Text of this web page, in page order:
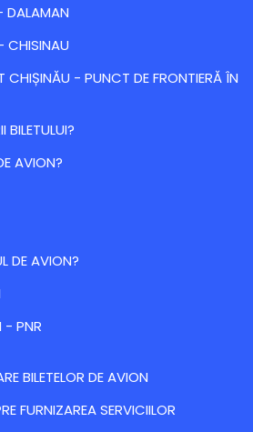
DALAMAN
CHISINAU
CHIȘINĂU - PUNCT DE FRONTIERĂ ÎN
BILETULUI?
AVION?
DE AVION?
- PNR
BILETELOR DE AVION
FURNIZAREA SERVICIILOR